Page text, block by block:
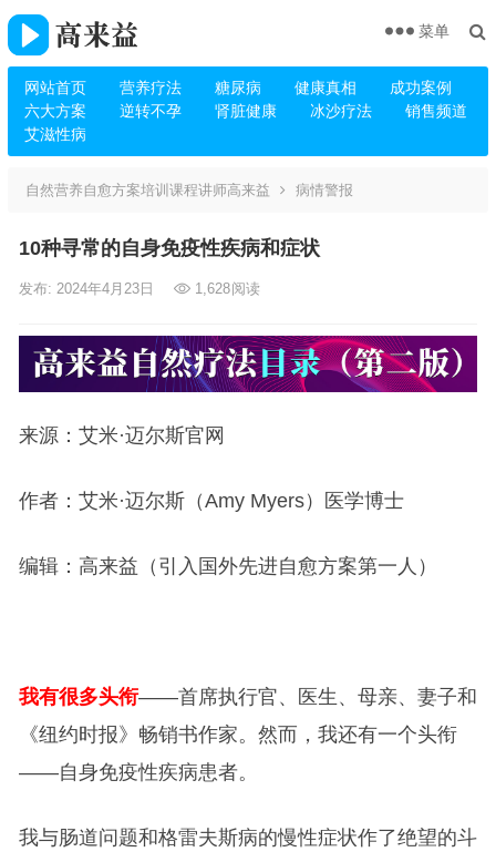
网站首页 营养疗法 糖尿病 健康真相
成功案例
六大方案
逆转不孕 肾脏健康 冰沙疗法
销售频道
艾滋性病
菜单
自然营养自愈方案培训课程讲师高来益 病情警报
10种寻常的自身免疫性疾病和症状
发布: 2024年4月23日 1,628阅读
来源：艾米·迈尔斯官网
作者：艾米·迈尔斯（Amy Myers）医学博士
编辑：高来益（引入国外先进自愈方案第一人）
我有很多头衔——首席执行官、医生、母亲、妻子和
《纽约时报》畅销书作家。然而，我还有一个头衔
——自身免疫性疾病患者。
我与肠道问题和格雷夫斯病的慢性症状作了绝望的斗